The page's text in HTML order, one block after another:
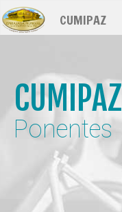
Pasar
al
contenido
CUMIPAZ
CUMIPAZ
Ponentes